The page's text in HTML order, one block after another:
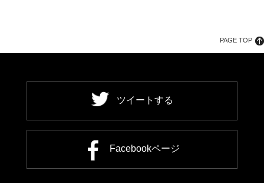
PAGE TOP
ツイートする
Facebookページ